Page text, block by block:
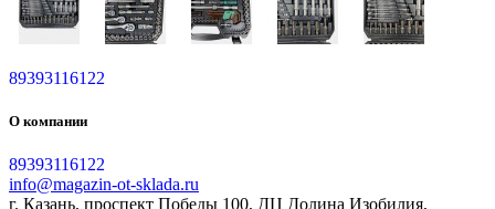
89393116122
О компании
89393116122
info@magazin-ot-sklada.ru
г. Казань, проспект Победы 100, ДЦ Долина Изобилия,